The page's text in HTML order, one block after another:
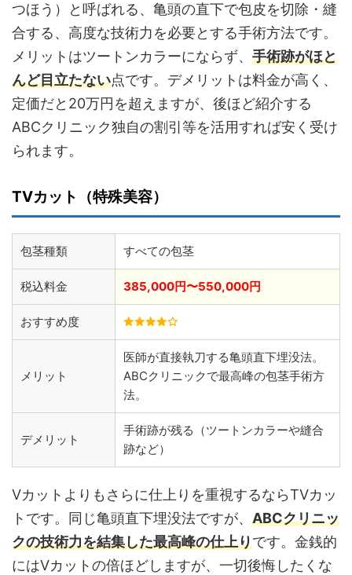
つほう）と呼ばれる、亀頭の直下で包皮を切除・縫
合する、高度な技術力を必要とする手術方法です。
メリットはツートンカラーにならず、 手術跡がほと
んど目立たない点です。デメリットは料金が高く、
定価だと20万円を超えますが、後ほど紹介する
ABCクリニック独自の割引等を活用すれば安く受け
られます。
TVカット（特殊美容）
包茎種類 すべての包茎
税込料金 385,000円〜550,000円
おすすめ度
メリット
医師が直接執刀する亀頭直下埋没法。
ABCクリニックで最高峰の包茎手術方
法。
デメリット
手術跡が残る（ツートンカラーや縫合
跡など）
Vカットよりもさらに仕上りを重視するならTVカッ
トです。同じ亀頭直下埋没法ですが、 ABCクリニッ
クの技術力を結集した最高峰の仕上りです。金銭的
にはVカットの倍ほどしますが、一切後悔したくな